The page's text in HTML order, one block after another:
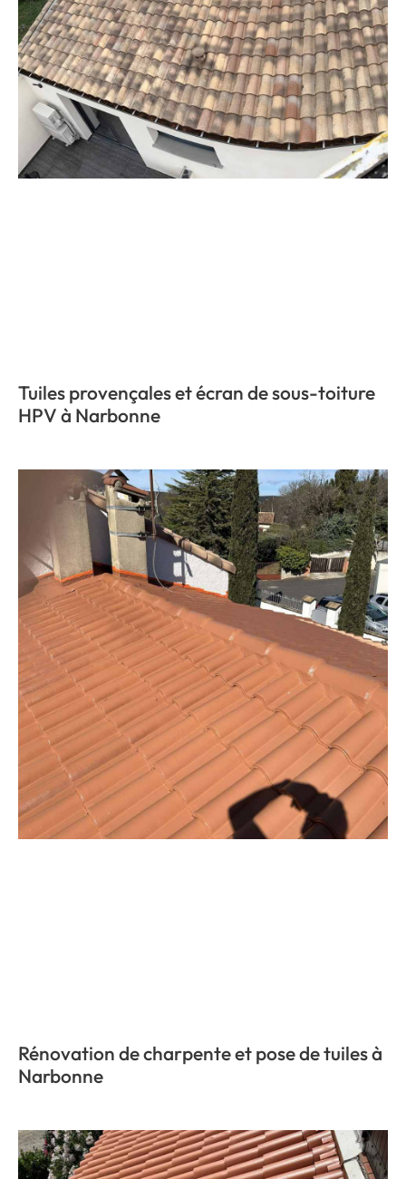
Tuiles provençales et écran de sous-toiture
HPV à Narbonne
Rénovation de charpente et pose de tuiles à
Narbonne